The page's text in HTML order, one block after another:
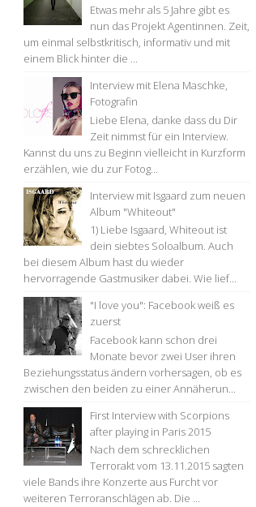
Etwas mehr als 5 Jahre gibt es
nun das Projekt Agentinnen. Zeit,
um einmal selbstkritisch, informativ und mit
einem Blick hinter die ...
Interview mit Elena Maschke,
Fotografin
Liebe Elena, danke dass du Dir
Zeit nimmst für ein Interview.
Kannst du uns zu Beginn vielleicht in Kurzform
erzählen, wie du zur Fotog...
Interview mit Isgaard zum neuen
Album "Whiteout"
1) Liebe Isgaard, Whiteout ist
dein siebtes Soloalbum. Auch
bei diesem Album hast du wieder
hervorragende Gastmusiker dabei. Wie lief...
"I love you": Facebook weiß es
zuerst
Facebook kann schon drei
Monate bevor zwei User ihren
Beziehungsstatus ändern vorhersagen, ob es
zwischen den beiden zu einer Annäherun...
First Interview with Scorpions
after playing in Paris 2015
Nach dem schrecklichen
Terrorakt vom 13.11.2015 sagten
viele Bands ihre Konzerte aus Furcht vor
weiteren Terroranschlägen ab. Die ...